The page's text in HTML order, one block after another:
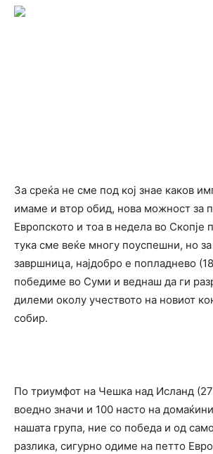
За среќа не сме под кој знае каков
имаме и втор обид, нова можност за
Европското и тоа в недела во Скопје
тука сме веќе многу поуспешни, но
завршница, најдобро е попладнево
победиме во Суми и веднаш да ги
дилеми околу учеството на новиот
собир.
По триумфот на Чешка над Исланд
воедно значи и 100 насто на
нашата група, ние со победа и од
разлика, сигурно одиме на петто